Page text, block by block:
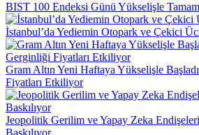
BIST 100 Endeksi Günü Yükselişle
İstanbul’da Yediemin Otopark ve Çekici
Gram Altın Yeni Haftaya Yükselişle
Fiyatları Etkiliyor
Jeopolitik Gerilim ve Yapay Zeka